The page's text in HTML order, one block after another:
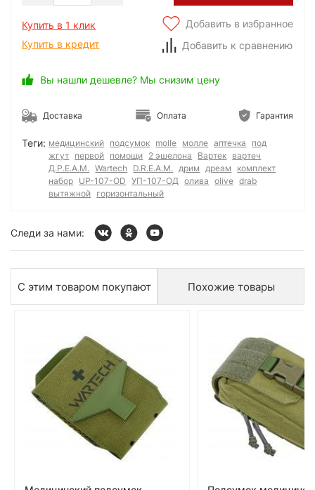
Купить в 1 клик
Купить в кредит
Добавить в избранное
Добавить к сравнению
Вы нашли дешевле? Мы снизим цену
Доставка Оплата Гарантия
Теги: медицинский подсумок molle молле аптечка
под
жгут первой помощи 2 эшелона Вартек вартеч
Д.Р.Е.А.М.
Wartech D.R.E.A.M. дрим дреам
комплект
набор UP-107-OD УП-107-ОД олива olive drab
вытяжной горизонтальный
Следи за нами:
С этим товаром покупают Похожие товары